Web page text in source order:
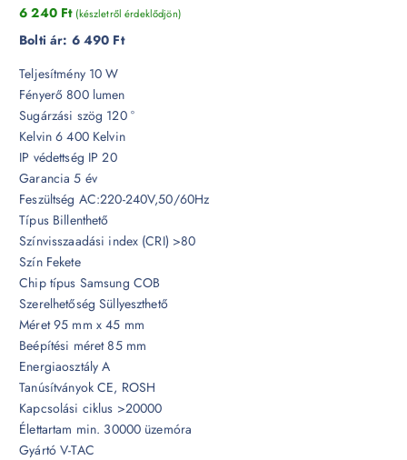
6 240 Ft (készletről érdeklődjön)
Bolti ár: 6 490 Ft
Teljesítmény 10 W
Fényerő 800 lumen
Sugárzási szög 120 °
Kelvin 6 400 Kelvin
IP védettség IP 20
Garancia 5 év
Feszültség AC:220-240V,50/60Hz
Típus Billenthető
Színvisszaadási index (CRI) >80
Szín Fekete
Chip típus Samsung COB
Szerelhetőség Süllyeszthető
Méret 95 mm x 45 mm
Beépítési méret 85 mm
Energiaosztály A
Tanúsítványok CE, ROSH
Kapcsolási ciklus >20000
Élettartam min. 30000 üzemóra
Gyártó V-TAC